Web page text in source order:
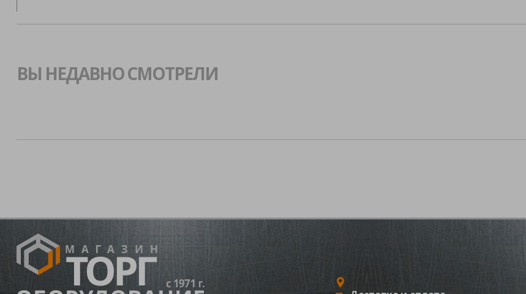
ВЫ НЕДАВНО СМОТРЕЛИ